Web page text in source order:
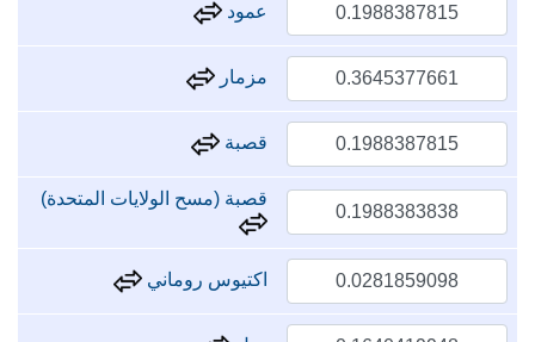
عمود
مزمار
قصبة
قصبة (مسح الولايات المتحدة)
اكتيوس روماني